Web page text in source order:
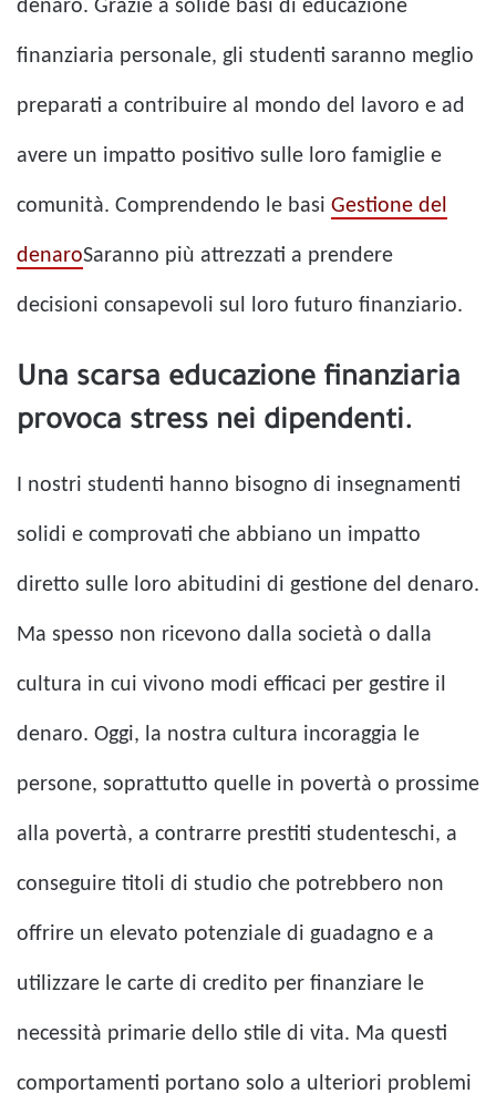
denaro. Grazie a solide basi di educazione
finanziaria personale, gli studenti saranno meglio
preparati a contribuire al mondo del lavoro e ad
avere un impatto positivo sulle loro famiglie e
comunità. Comprendendo le basi Gestione del
denaroSaranno più attrezzati a prendere
decisioni consapevoli sul loro futuro finanziario.
Una scarsa educazione finanziaria
provoca stress nei dipendenti.
I nostri studenti hanno bisogno di insegnamenti
solidi e comprovati che abbiano un impatto
diretto sulle loro abitudini di gestione del denaro.
Ma spesso non ricevono dalla società o dalla
cultura in cui vivono modi efficaci per gestire il
denaro. Oggi, la nostra cultura incoraggia le
persone, soprattutto quelle in povertà o prossime
alla povertà, a contrarre prestiti studenteschi, a
conseguire titoli di studio che potrebbero non
offrire un elevato potenziale di guadagno e a
utilizzare le carte di credito per finanziare le
necessità primarie dello stile di vita. Ma questi
comportamenti portano solo a ulteriori problemi